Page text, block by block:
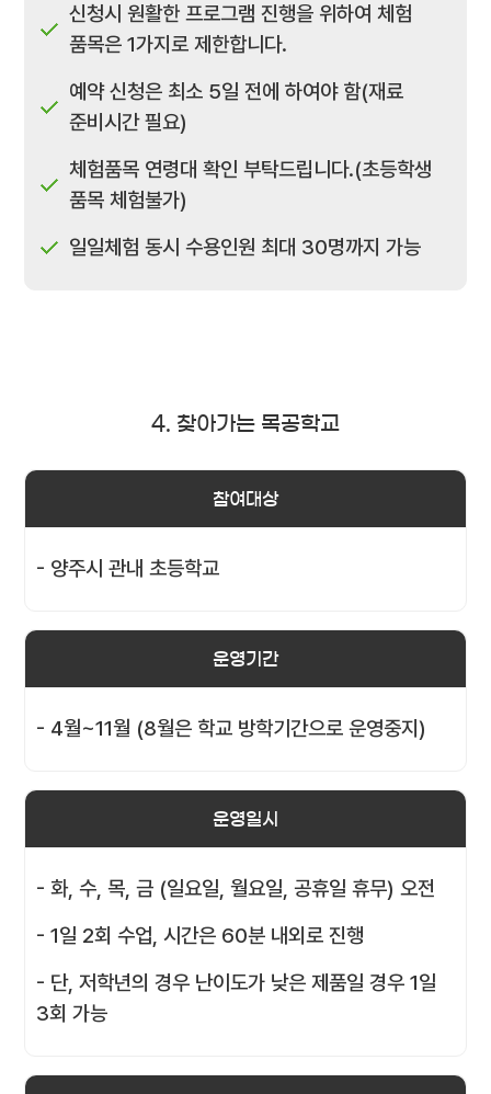
신청시 원활한 프로그램 진행을 위하여 체험
품목은 1가지로 제한합니다.
예약 신청은 최소 5일 전에 하여야 함(재료
준비시간 필요)
체험품목 연령대 확인 부탁드립니다.(초등학생
품목 체험불가)
일일체험 동시 수용인원 최대 30명까지 가능
4. 찾아가는 목공학교
참여대상
- 양주시 관내 초등학교
운영기간
- 4월~11월 (8월은 학교 방학기간으로 운영중지)
운영일시
- 화, 수, 목, 금 (일요일, 월요일, 공휴일 휴무) 오전
- 1일 2회 수업, 시간은 60분 내외로 진행
- 단, 저학년의 경우 난이도가 낮은 제품일 경우 1일
3회 가능